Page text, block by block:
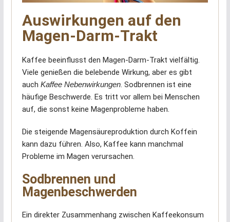
Auswirkungen auf den
Magen-Darm-Trakt
Kaffee beeinflusst den Magen-Darm-Trakt vielfältig.
Viele genießen die belebende Wirkung, aber es gibt
auch Kaffee Nebenwirkungen. Sodbrennen ist eine
häufige Beschwerde. Es tritt vor allem bei Menschen
auf, die sonst keine Magenprobleme haben.
Die steigende Magensäureproduktion durch Koffein
kann dazu führen. Also, Kaffee kann manchmal
Probleme im Magen verursachen.
Sodbrennen und
Magenbeschwerden
Ein direkter Zusammenhang zwischen Kaffeekonsum